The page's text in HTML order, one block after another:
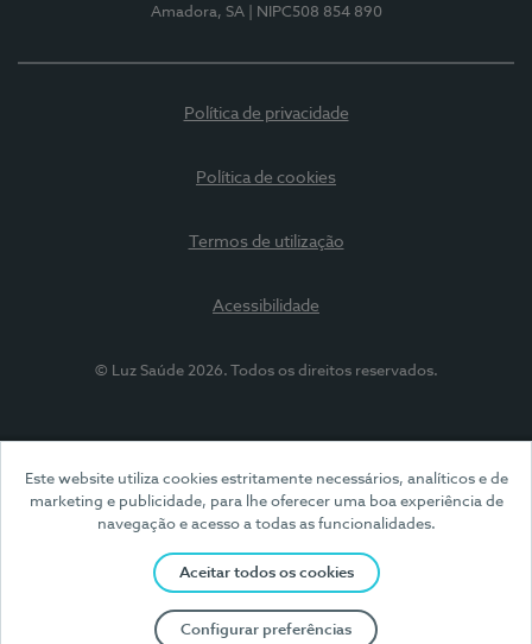
Este website utiliza cookies estritamente necessários, analíticos e de
marketing e publicidade, para lhe oferecer uma boa experiência de
navegação e acesso a todas as funcionalidades.
Aceitar todos os cookies
Configurar preferências
Amadora, SA
| NIPC508 854 890
Política de privacidade
Política de cookies
Termos de utilização
Acessibilidade
© Luz Saúde 2026. Todos os direitos reservados.